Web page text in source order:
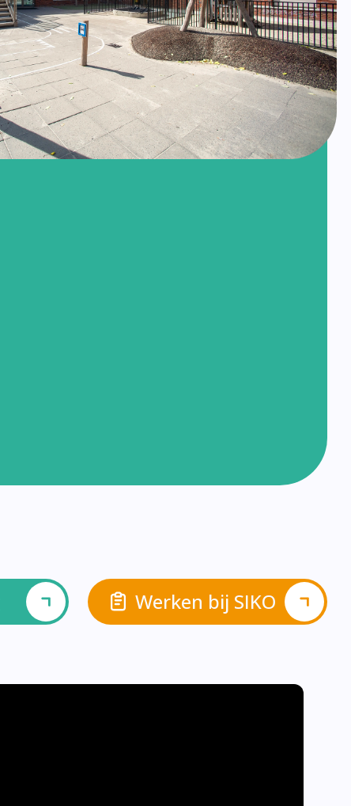
Werken bij SIKO